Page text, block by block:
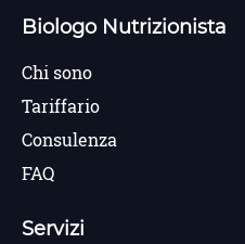
Biologo Nutrizionista
Chi sono
Tariffario
Consulenza
FAQ
Servizi